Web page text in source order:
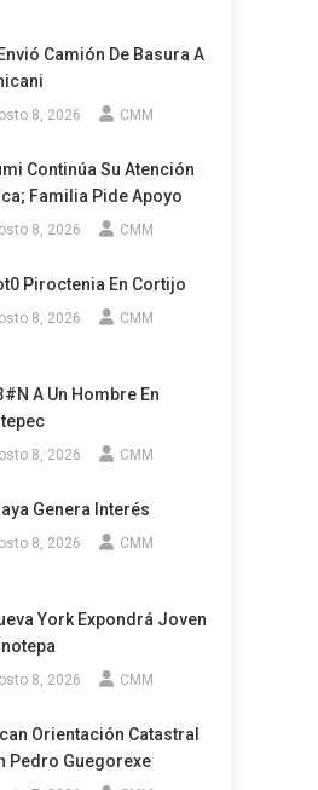
Camión De Basura A
8, 2026 CMM
Continúa Su Atención
Familia Pide Apoyo
8, 2026 CMM
Piroctenia En Cortijo
8, 2026 CMM
A Un Hombre En
8, 2026 CMM
Genera Interés
8, 2026 CMM
York Expondrá Joven
8, 2026 CMM
Orientación Catastral
Pedro Guegorexe